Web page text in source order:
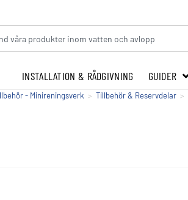
INSTALLATION & RÅDGIVNING GUIDER
- Minireningsverk > Tillbehör & Reservdelar >